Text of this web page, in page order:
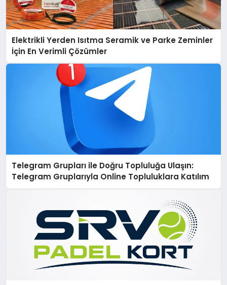
Elektrikli Yerden Isıtma Seramik ve Parke Zeminler
İçin En Verimli Çözümler
Telegram Grupları ile Doğru Topluluğa Ulaşın:
Telegram Gruplarıyla Online Topluluklara Katılım